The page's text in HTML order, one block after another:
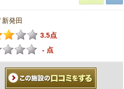
発田
3.5点
- 点